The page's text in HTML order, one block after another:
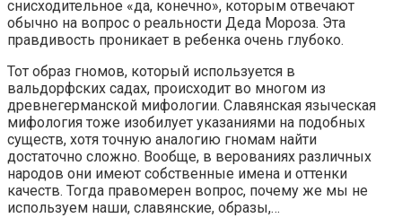
снисходительное «да, конечно», которым отвечают
обычно на вопрос о реальности Деда Мороза. Эта
правдивость проникает в ребенка очень глубоко.
Тот образ гномов, который используется в
вальдорфских садах, происходит во многом из
древнегерманской мифологии. Славянская языческая
мифология тоже изобилует указаниями на подобных
существ, хотя точную аналогию гномам найти
достаточно сложно. Вообще, в верованиях различных
народов они имеют собственные имена и оттенки
качеств. Тогда правомерен вопрос, почему же мы не
используем наши, славянские, образы,…